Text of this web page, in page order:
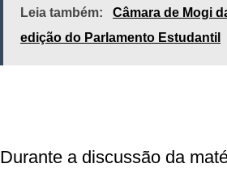
Leia também:
Câmara de Mogi
edição do Parlamento Estudantil
Durante a discussão da